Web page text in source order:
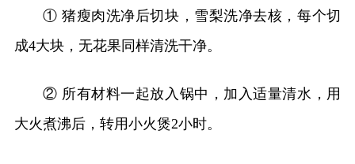
① 猪瘦肉洗净后切块，雪梨洗净去核，每个切
成4大块，无花果同样清洗干净。
② 所有材料一起放入锅中，加入适量清水，用
大火煮沸后，转用小火煲2小时。